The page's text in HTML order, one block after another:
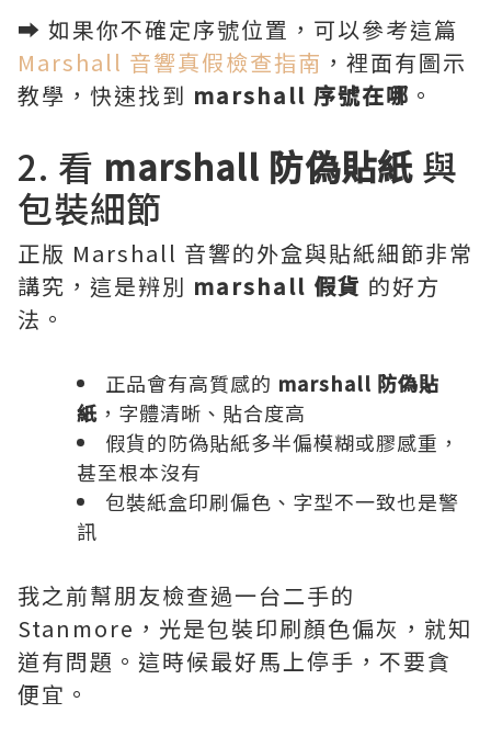
➡ 如果你不確定序號位置，可以參考這篇
Marshall 音響真假檢查指南 ，裡面有圖示
教學，快速找到 marshall 序號在哪 。
2. 看 marshall 防偽貼紙與
包裝細節
正版 Marshall 音響的外盒與貼紙細節非常
講究，這是辨別 marshall 假貨 的好方
法。
正品會有高質感的 marshall 防偽貼
紙 ，字體清晰、貼合度高
假貨的防偽貼紙多半偏模糊或膠感重，
甚至根本沒有
包裝紙盒印刷偏色、字型不一致也是警
訊
我之前幫朋友檢查過一台二手的
Stanmore，光是包裝印刷顏色偏灰，就知
道有問題。這時候最好馬上停手，不要貪
便宜。